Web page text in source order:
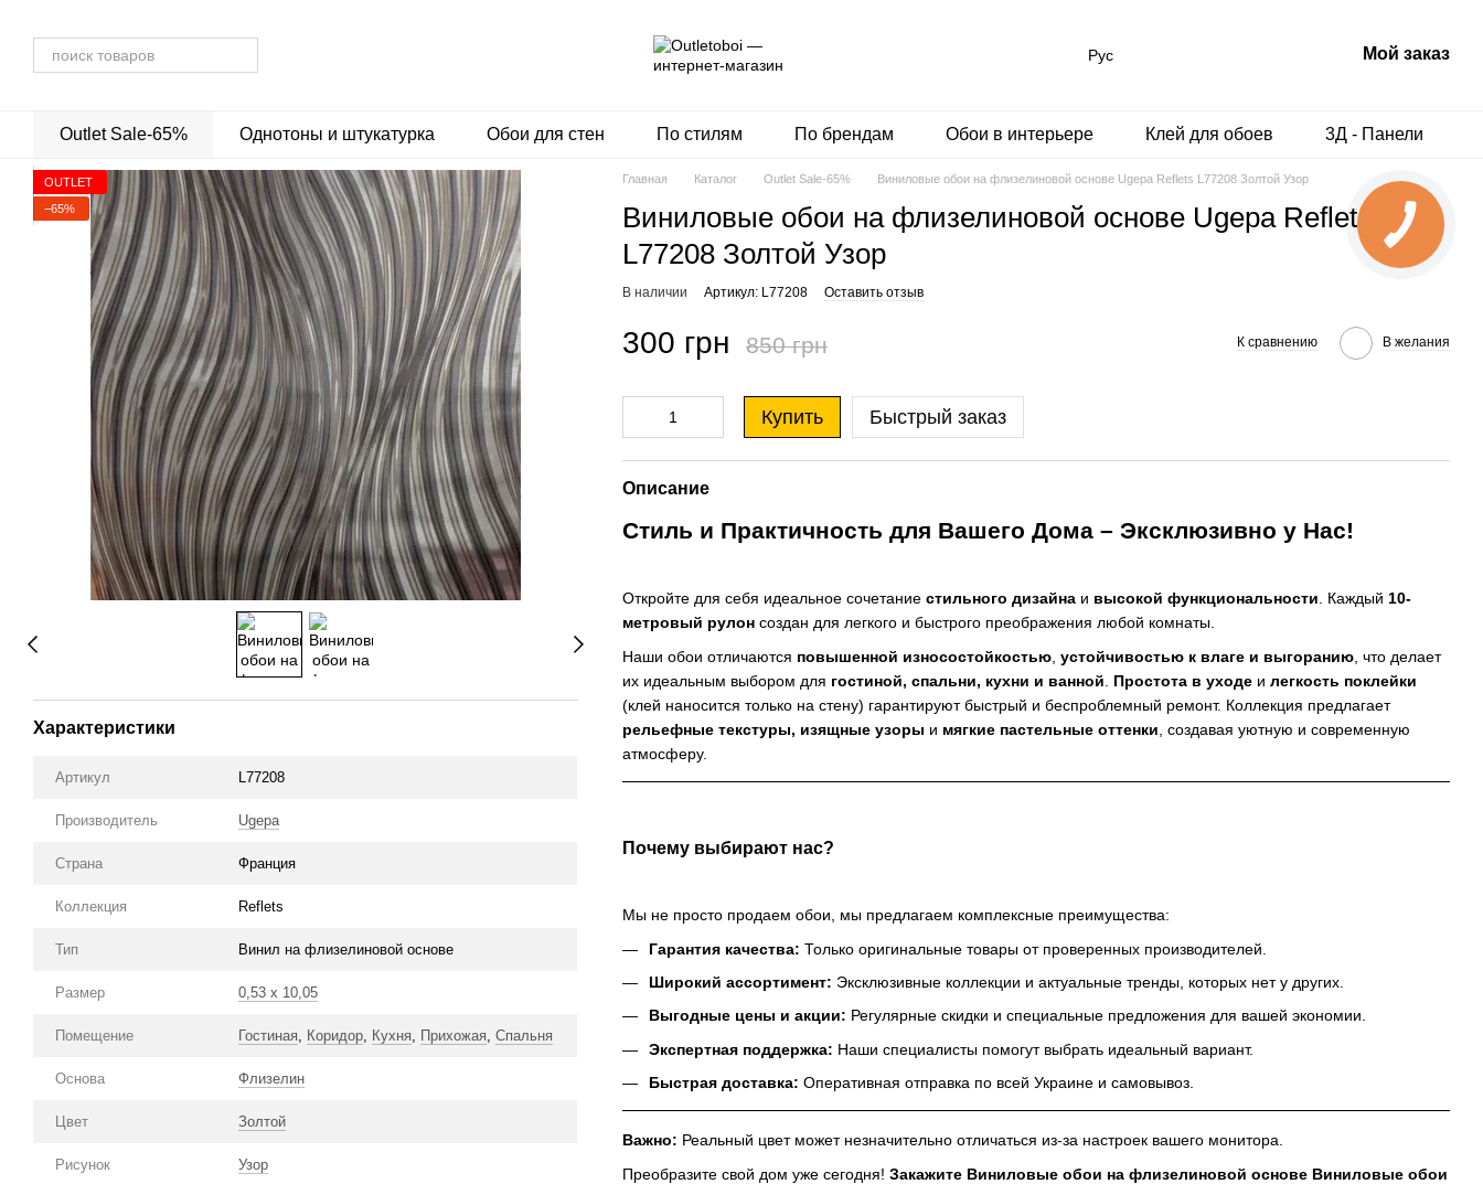
Рус Мой заказ
Outlet Sale-65% Однотоны и штукатурка Обои для стен По стилям По брендам Обои в интерьере Клей для обоев 3Д - Панели
OUTLET
−65%
Характеристики
Артикул L77208
Производитель Ugepa
Страна Франция
Коллекция Reflets
Тип Винил на флизелиновой основе
Размер 0,53 х 10,05
Помещение Гостиная, Коридор, Кухня, Прихожая, Спальня
Основа Флизелин
Цвет Золтой
Рисунок Узор
Главная Каталог Outlet Sale-65% Виниловые обои на флизелиновой основе Ugepa Reflets L77208 Золтой Узор
Виниловые обои на флизелиновой основе Ugepa Reflets
L77208 Золтой Узор
В наличии Артикул: L77208 Оставить отзыв
300 грн 850 грн К сравнению В желания
Купить Быстрый заказ
Описание
Стиль и Практичность для Вашего Дома – Эксклюзивно у Нас!
Откройте для себя идеальное сочетание стильного дизайнаи высокой функциональности. Каждый 10-
метровый рулонсоздан для легкого и быстрого преображения любой комнаты.
Наши обои отличаются повышенной износостойкостью, устойчивостью к влаге и выгоранию, что делает
их идеальным выбором для гостиной, спальни, кухни и ванной Простота в уходеи легкость поклейки
(клей наносится только на стену) гарантируют быстрый и беспроблемный ремонт. Коллекция предлагает
рельефные текстуры, изящные узоры и мягкие пастельные оттенки , создавая уютную и современную
атмосферу.
Почему выбирают нас?
Мы не просто продаем обои, мы предлагаем комплексные преимущества:
Гарантия качества: Только оригинальные товары от проверенных производителей.
Широкий ассортимент: Эксклюзивные коллекции и актуальные тренды, которых нет у других.
Выгодные цены и акции: Регулярные скидки и специальные предложения для вашей экономии.
Экспертная поддержка: Наши специалисты помогут выбрать идеальный вариант.
Быстрая доставка: Оперативная отправка по всей Украине и самовывоз.
Важно: Реальный цвет может незначительно отличаться из-за настроек вашего монитора.
Преобразите свой дом уже сегодня! Закажите Виниловые обои на флизелиновой основе Виниловые обои